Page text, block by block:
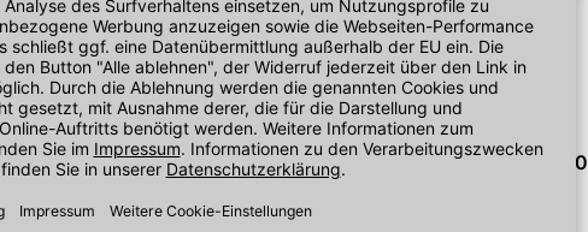
Fermacell Powerpanel H20
3,9 mm x 35 mm,
Fermacell Powerpanel H20